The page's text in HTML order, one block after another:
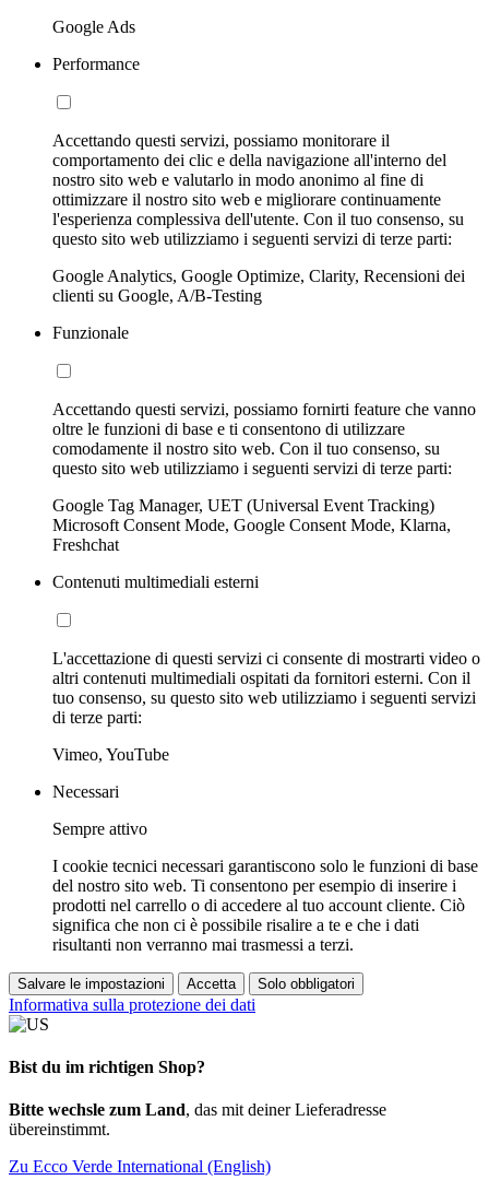
Google Ads
Performance
Accettando questi servizi, possiamo monitorare il
comportamento dei clic e della navigazione all'interno del
nostro sito web e valutarlo in modo anonimo al fine di
ottimizzare il nostro sito web e migliorare continuamente
l'esperienza complessiva dell'utente. Con il tuo consenso, su
questo sito web utilizziamo i seguenti servizi di terze parti:
Google Analytics, Google Optimize, Clarity, Recensioni dei
clienti su Google, A/B-Testing
Funzionale
Accettando questi servizi, possiamo fornirti feature che vanno
oltre le funzioni di base e ti consentono di utilizzare
comodamente il nostro sito web. Con il tuo consenso, su
questo sito web utilizziamo i seguenti servizi di terze parti:
Google Tag Manager, UET (Universal Event Tracking)
Microsoft Consent Mode, Google Consent Mode, Klarna,
Freshchat
Contenuti multimediali esterni
L'accettazione di questi servizi ci consente di mostrarti video o
altri contenuti multimediali ospitati da fornitori esterni. Con il
tuo consenso, su questo sito web utilizziamo i seguenti servizi
di terze parti:
Vimeo, YouTube
Necessari
Sempre attivo
I cookie tecnici necessari garantiscono solo le funzioni di base
del nostro sito web. Ti consentono per esempio di inserire i
prodotti nel carrello o di accedere al tuo account cliente. Ciò
significa che non ci è possibile risalire a te e che i dati
risultanti non verranno mai trasmessi a terzi.
Salvare le impostazioni Accetta Solo obbligatori
Informativa sulla protezione dei dati
Bist du im richtigen Shop?
Bitte wechsle zum Land, das mit deiner Lieferadresse
übereinstimmt.
Zu Ecco Verde International (English)